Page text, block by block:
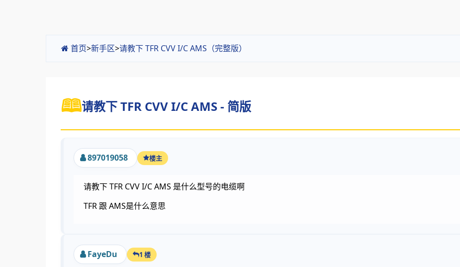
首页>新手区>请教下 TFR CVV I/C AMS（完整版）
请教下 TFR CVV I/C AMS - 简版
897019058 楼主
请教下 TFR CVV I/C AMS 是什么型号的电缆啊
TFR 跟 AMS是什么意思
FayeDu 1 楼